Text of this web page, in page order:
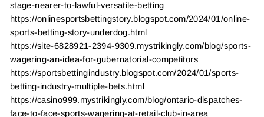
stage-nearer-to-lawful-versatile-betting
https://onlinesportsbettingstory.blogspot.com/2024/01/online-
sports-betting-story-underdog.html
https://site-6828921-2394-9309.mystrikingly.com/blog/sports-
wagering-an-idea-for-gubernatorial-competitors
https://sportsbettingindustry.blogspot.com/2024/01/sports-
betting-industry-multiple-bets.html
https://casino999.mystrikingly.com/blog/ontario-dispatches-
face-to-face-sports-wagering-at-retail-club-in-area